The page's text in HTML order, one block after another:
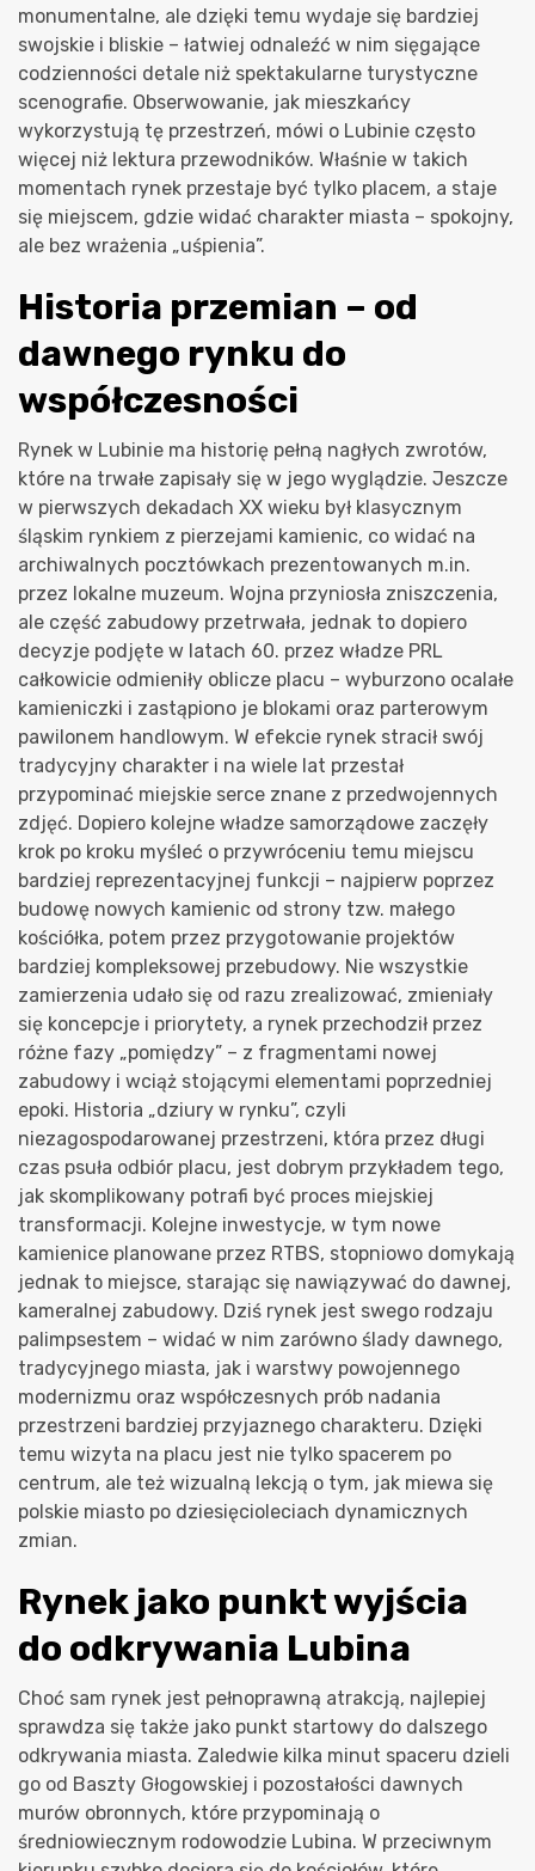
monumentalne, ale dzięki temu wydaje się bardziej
swojskie i bliskie – łatwiej odnaleźć w nim sięgające
codzienności detale niż spektakularne turystyczne
scenografie. Obserwowanie, jak mieszkańcy
wykorzystują tę przestrzeń, mówi o Lubinie często
więcej niż lektura przewodników. Właśnie w takich
momentach rynek przestaje być tylko placem, a staje
się miejscem, gdzie widać charakter miasta – spokojny,
ale bez wrażenia „uśpienia”.
Historia przemian – od
dawnego rynku do
współczesności
Rynek w Lubinie ma historię pełną nagłych zwrotów,
które na trwałe zapisały się w jego wyglądzie. Jeszcze
w pierwszych dekadach XX wieku był klasycznym
śląskim rynkiem z pierzejami kamienic, co widać na
archiwalnych pocztówkach prezentowanych m.in.
przez lokalne muzeum. Wojna przyniosła zniszczenia,
ale część zabudowy przetrwała, jednak to dopiero
decyzje podjęte w latach 60. przez władze PRL
całkowicie odmieniły oblicze placu – wyburzono ocalałe
kamieniczki i zastąpiono je blokami oraz parterowym
pawilonem handlowym. W efekcie rynek stracił swój
tradycyjny charakter i na wiele lat przestał
przypominać miejskie serce znane z przedwojennych
zdjęć. Dopiero kolejne władze samorządowe zaczęły
krok po kroku myśleć o przywróceniu temu miejscu
bardziej reprezentacyjnej funkcji – najpierw poprzez
budowę nowych kamienic od strony tzw. małego
kościółka, potem przez przygotowanie projektów
bardziej kompleksowej przebudowy. Nie wszystkie
zamierzenia udało się od razu zrealizować, zmieniały
się koncepcje i priorytety, a rynek przechodził przez
różne fazy „pomiędzy” – z fragmentami nowej
zabudowy i wciąż stojącymi elementami poprzedniej
epoki. Historia „dziury w rynku”, czyli
niezagospodarowanej przestrzeni, która przez długi
czas psuła odbiór placu, jest dobrym przykładem tego,
jak skomplikowany potrafi być proces miejskiej
transformacji. Kolejne inwestycje, w tym nowe
kamienice planowane przez RTBS, stopniowo domykają
jednak to miejsce, starając się nawiązywać do dawnej,
kameralnej zabudowy. Dziś rynek jest swego rodzaju
palimpsestem – widać w nim zarówno ślady dawnego,
tradycyjnego miasta, jak i warstwy powojennego
modernizmu oraz współczesnych prób nadania
przestrzeni bardziej przyjaznego charakteru. Dzięki
temu wizyta na placu jest nie tylko spacerem po
centrum, ale też wizualną lekcją o tym, jak miewa się
polskie miasto po dziesięcioleciach dynamicznych
zmian.
Rynek jako punkt wyjścia
do odkrywania Lubina
Choć sam rynek jest pełnoprawną atrakcją, najlepiej
sprawdza się także jako punkt startowy do dalszego
odkrywania miasta. Zaledwie kilka minut spaceru dzieli
go od Baszty Głogowskiej i pozostałości dawnych
murów obronnych, które przypominają o
średniowiecznym rodowodzie Lubina. W przeciwnym